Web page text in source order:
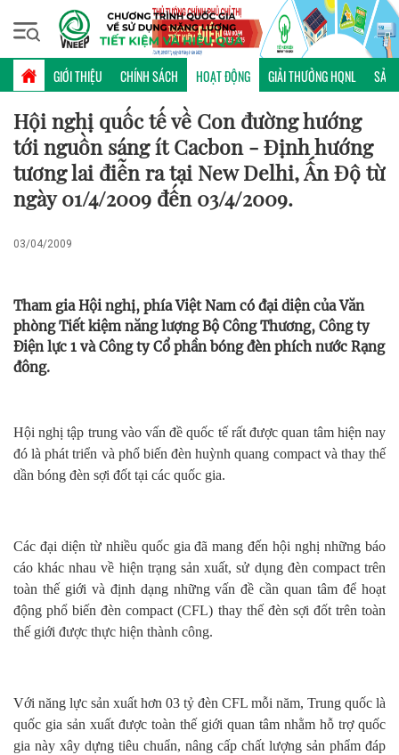
GIỚI THIỆU CHÍNH SÁCH HOẠT ĐỘNG GIẢI THƯỞNG HQNL SẢN
Thứ năm, 06/08/2026 | 20:04 GMT+7
HOẠT ĐỘNG
Hội nghị quốc tế về Con đường hướng
tới nguồn sáng ít Cacbon - Định hướng
tương lai điễn ra tại New Delhi, Ấn Độ từ
ngày 01/4/2009 đến 03/4/2009.
03/04/2009
Tham gia Hội nghị, phía Việt Nam có đại diện của Văn
phòng Tiết kiệm năng lượng Bộ Công Thương, Công ty
Điện lực 1 và Công ty Cổ phần bóng đèn phích nước Rạng
đông.
Hội nghị tập trung vào vấn đề quốc tế rất được quan tâm hiện nay
đó là phát triển và phổ biến đèn huỳnh quang compact và thay thế
dần bóng đèn sợi đốt tại các quốc gia.
Các đại diện từ nhiều quốc gia đã mang đến hội nghị những báo
cáo khác nhau về hiện trạng sản xuất, sử dụng đèn compact trên
toàn thế giới và định dạng những vấn đề cần quan tâm để hoạt
động phổ biến đèn compact (CFL) thay thế đèn sợi đốt trên toàn
thế giới được thực hiện thành công.
Với năng lực sản xuất hơn 03 tỷ đèn CFL mỗi năm, Trung quốc là
quốc gia sản xuất được toàn thế giới quan tâm nhằm hỗ trợ quốc
gia này xây dựng tiêu chuẩn, nâng cấp chất lượng sản phẩm đáp